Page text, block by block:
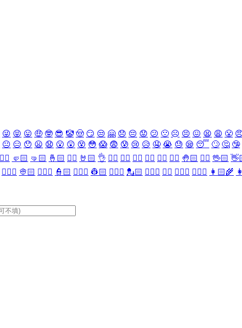
😜 😝 😛 🤑 🤓 😎 🤡 🤠 😏 😒 🤗 😞 😔 😟 😕 🙁 ☹️ 😣 😖 😫 😩 😤
😐 😑 😯 😦 😧 😮 😲 😵 😳 😱 😨 😰 😢 😥 🤤 😭 😓 😪 😴 🙄 🤔 🤥
✊🏻 🤛🏻 🤜🏻 🤞🏻 ✌🏻 🤘🏻 👌 👈🏻 👉🏻 👆🏻 👇🏻 ☝🏻 ✋🏻 🤚🏻 🖐🏻 🖖🏻
👳🏻‍♀️ 👳🏻 👮🏻‍♀️ 👮🏻 👷🏻‍♀️ 👷🏻 💂🏻‍♀️ 💂🏻 🕵🏻‍♀️ 🕵🏻 👩🏻‍⚕️ 👨🏻‍⚕️ 👩🏻‍🌾